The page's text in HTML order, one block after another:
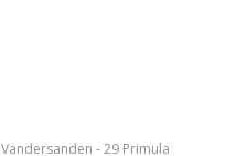
Vandersanden - 29 Primula